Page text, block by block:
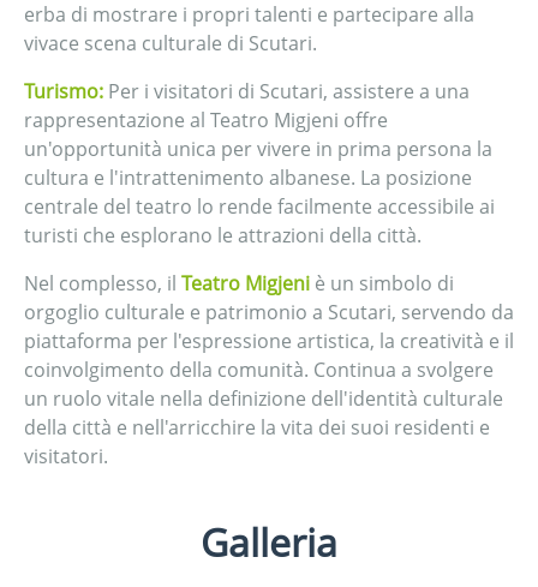
erba di mostrare i propri talenti e partecipare alla
vivace scena culturale di Scutari.
Turismo: Per i visitatori di Scutari, assistere a una
rappresentazione al Teatro Migjeni offre
un'opportunità unica per vivere in prima persona la
cultura e l'intrattenimento albanese. La posizione
centrale del teatro lo rende facilmente accessibile ai
turisti che esplorano le attrazioni della città.
Nel complesso, il Teatro Migjeni è un simbolo di
orgoglio culturale e patrimonio a Scutari, servendo da
piattaforma per l'espressione artistica, la creatività e il
coinvolgimento della comunità. Continua a svolgere
un ruolo vitale nella definizione dell'identità culturale
della città e nell'arricchire la vita dei suoi residenti e
visitatori.
Galleria